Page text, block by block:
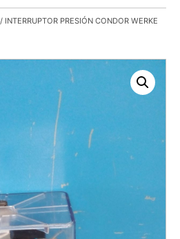
/ INTERRUPTOR PRESIÓN CONDOR WERKE